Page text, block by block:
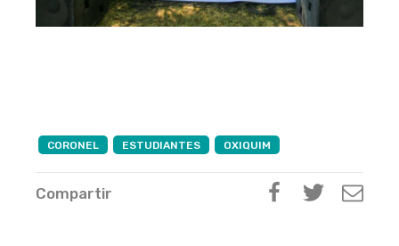
CORONEL ESTUDIANTES OXIQUIM
Compartir